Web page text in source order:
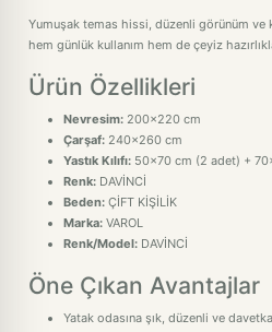
Yumuşak temas hissi, düzenli görünüm ve
hem günlük kullanım hem de çeyiz
Ürün Özellikleri
Nevresim: 200x220 cm
Çarşaf: 240x260 cm
Yastık Kılıfı: 50x70 cm (2 adet) +
Renk: DAVİNCİ
Beden: ÇİFT KİŞİLİK
Marka: VAROL
Renk/Model: DAVİNCİ
Öne Çıkan Avantajlar
Yatak odasına şık, düzenli ve